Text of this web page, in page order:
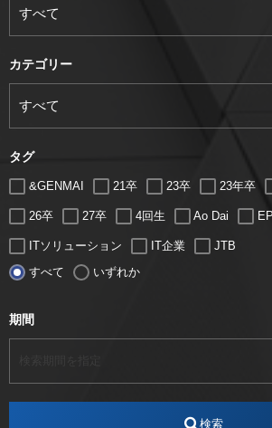
カテゴリー
タグ
&GENMAI 21卒 23卒 23年卒
26卒 27卒 4回生 Ao Dai
ITソリューション IT企業 JTB
LUGZ ENTERTAINMENT
エスタカヤ電
すべて いずれか
期間
検索